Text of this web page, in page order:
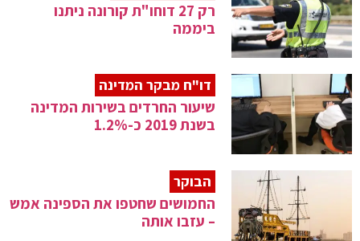
רק 27 דוחו"ת קורונה ניתנו
ביממה
דו"ח מבקר המדינה
שיעור החרדים בשירות המדינה
בשנת 2019 כ-1.2%
הבוקר
החמושים שחטפו את הספינה אמש
– עזבו אותה